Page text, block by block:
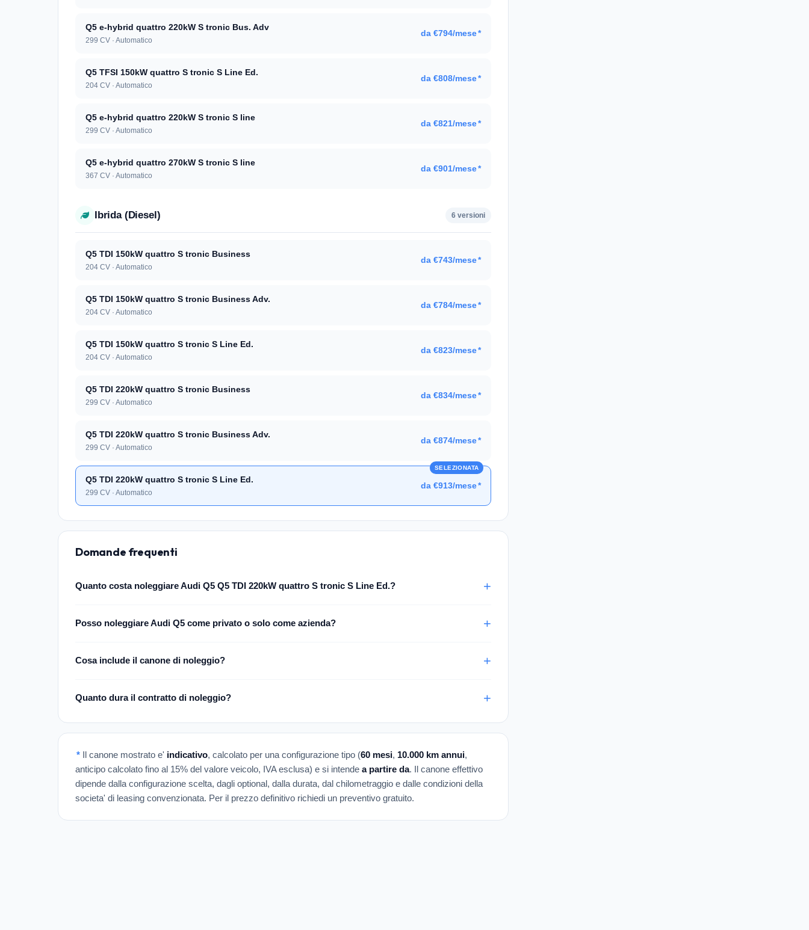
Q5 e-hybrid quattro 220kW S tronic Bus. Adv
299 CV · Automatico
da €794/mese*
Q5 TFSI 150kW quattro S tronic S Line Ed.
204 CV · Automatico
da €808/mese*
Q5 e-hybrid quattro 220kW S tronic S line
299 CV · Automatico
da €821/mese*
Q5 e-hybrid quattro 270kW S tronic S line
367 CV · Automatico
da €901/mese*
Ibrida (Diesel) 6 versioni
Q5 TDI 150kW quattro S tronic Business
204 CV · Automatico
da €743/mese*
Q5 TDI 150kW quattro S tronic Business Adv.
204 CV · Automatico
da €784/mese*
Q5 TDI 150kW quattro S tronic S Line Ed.
204 CV · Automatico
da €823/mese*
Q5 TDI 220kW quattro S tronic Business
299 CV · Automatico
da €834/mese*
Q5 TDI 220kW quattro S tronic Business Adv.
299 CV · Automatico
da €874/mese*
Q5 TDI 220kW quattro S tronic S Line Ed.
299 CV · Automatico
da €913/mese*
SELEZIONATA
Domande frequenti
Quanto costa noleggiare Audi Q5 Q5 TDI 220kW quattro S tronic S Line Ed.?
Posso noleggiare Audi Q5 come privato o solo come azienda?
Cosa include il canone di noleggio?
Quanto dura il contratto di noleggio?
* Il canone mostrato e' indicativo, calcolato per una configurazione tipo (60 mesi, 10.000 km annui,
anticipo calcolato fino al 15% del valore veicolo, IVA esclusa) e si intende a partire da. Il canone effettivo
dipende dalla configurazione scelta, dagli optional, dalla durata, dal chilometraggio e dalle condizioni della
societa' di leasing convenzionata. Per il prezzo definitivo richiedi un preventivo gratuito.